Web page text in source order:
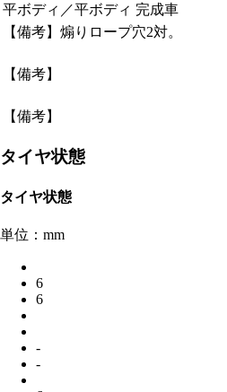
平ボディ／平ボディ 完成車
【備考】煽りロープ穴2対。
【備考】
【備考】
タイヤ状態
タイヤ状態
単位：mm
6
6
-
-